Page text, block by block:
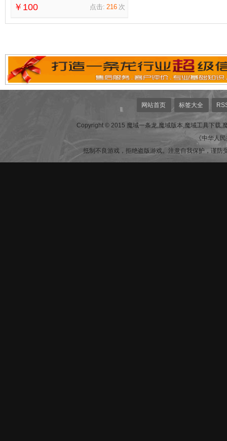
￥100 点击: 216 次
网站首页 标签大全
Copyright © 2015 魔域一条龙,魔域版本,魔域工具下载,
《中华人
抵制不良游戏，拒绝盗版游戏。注意自我保护，谨